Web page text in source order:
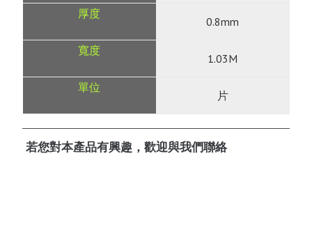
0.8mm
1.03M
片
若您對本產品有興趣，歡迎與我們聯絡